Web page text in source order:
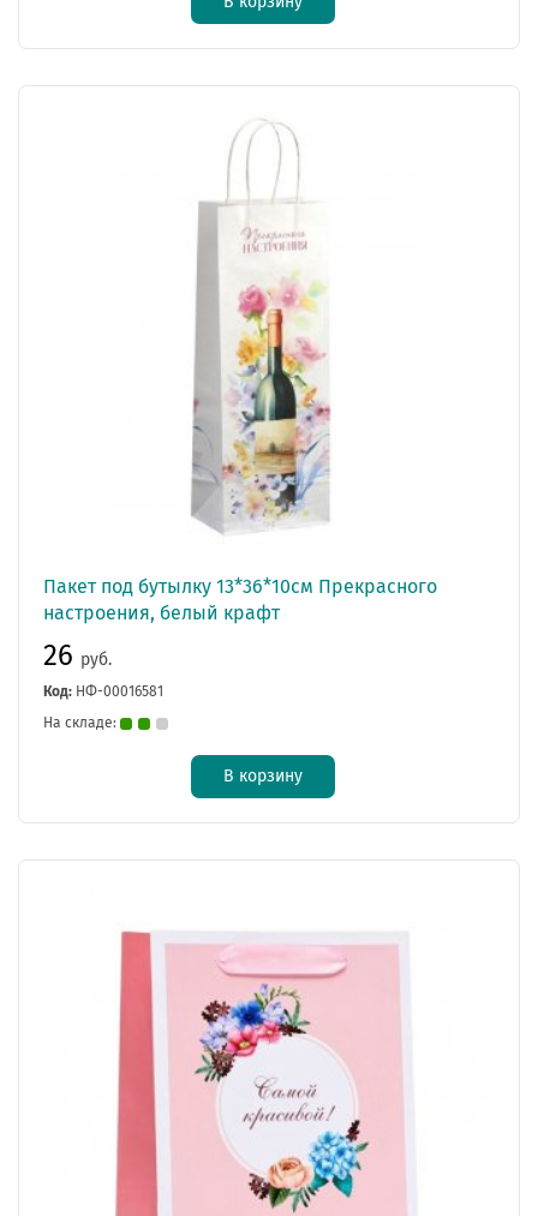
Пакет под бутылку 13*36*10см Прекрасного
настроения, белый крафт
26 руб.
Код: НФ-00016581
На складе:
В корзину